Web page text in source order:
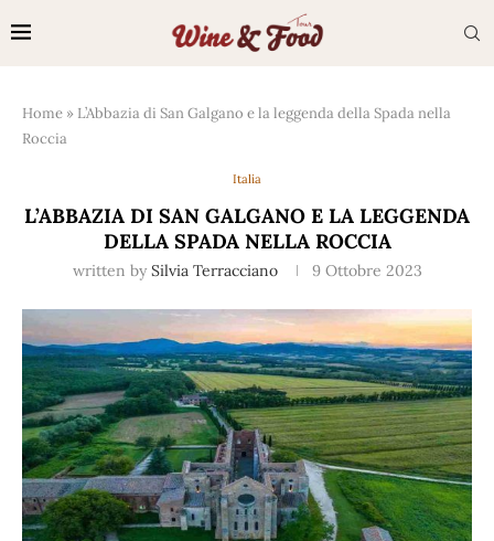
Home » L’Abbazia di San Galgano e la leggenda della Spada nella
Roccia
Italia
L’ABBAZIA DI SAN GALGANO E LA LEGGENDA
DELLA SPADA NELLA ROCCIA
written by Silvia Terracciano 9 Ottobre 2023